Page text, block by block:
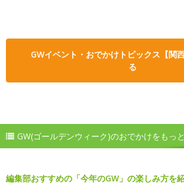
GWイベント・おでかけトピックス【関
る
GW(ゴールデンウィーク)のおでかけをもっ
編集部おすすめの「今年のGW」の楽しみ方を